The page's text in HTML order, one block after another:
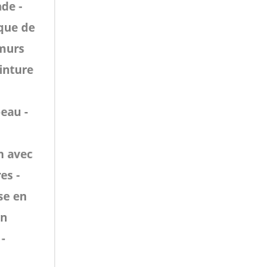
-
de
-
avec
-
en